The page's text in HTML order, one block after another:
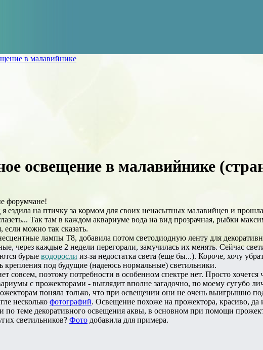
в малавийнике
освещение в малавийнике
форумчане!
я ездила на птичку за кормом для своих ненасытных малавийцев и
Так там в каждом аквариуме вода на вид прозрачная, рыбки
если можно так сказать.
лампы Т8, добавила потом светодиодную ленту для
через каждые 2 недели перегорали, замучилась их менять. Сейчас
бурые водоросли из-за недостатка света (еще бы...). Короче, хочу
крепления под будущие (надеюсь нормальные) светильники.
совсем, поэтому потребности в особенном спектре нет. Просто
с прожекторами - выглядит вполне загадочно, по моему
поняла только, что при освещении они не очень выигрышно
несколько фотографий. Освещение похоже на прожектора, красиво, да
теме декоративного освещения аквы, в основном при помощи
светильников? Фото добавила для примера.